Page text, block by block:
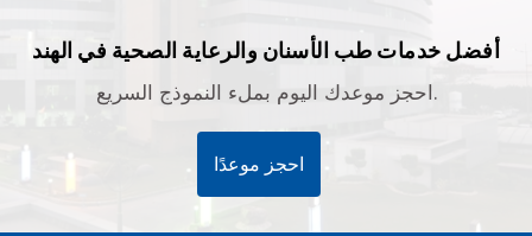
أفضل خدمات طب الأسنان والرعاية الصحية في الهند
احجز موعدك اليوم بملء النموذج السريع.
احجز موعدًا